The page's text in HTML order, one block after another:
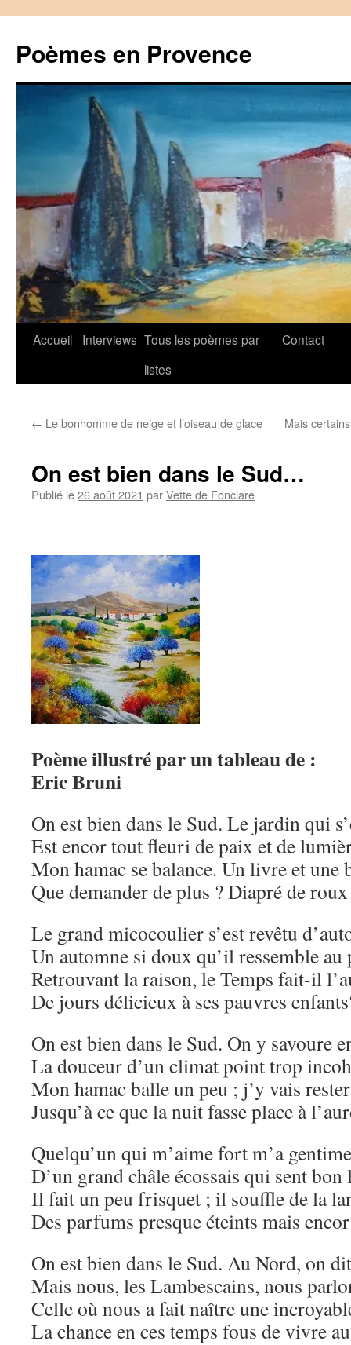
contenu
Poèmes en Provence
Accueil Interviews Tous les poèmes par
listes
Contact
← Le bonhomme de neige et l’oiseau de glace Mais
On est bien dans le Sud…
Publié le26 août 2021 parVette de Fonclare
Poème illustré par un tableau de :
Eric Bruni
On est bien dans le Sud. Le jardin qui
Est encor tout fleuri de paix et de
Mon hamac se balance. Un livre et une
Que demander de plus ? Diapré de roux
Le grand micocoulier s’est revêtu
Un automne si doux qu’il ressemble
Retrouvant la raison, le Temps fait-il
De jours délicieux à ses pauvres
On est bien dans le Sud. On y savoure
La douceur d’un climat point trop
Mon hamac balle un peu ; j’y vais
Jusqu’à ce que la nuit fasse place à
Quelqu’un qui m’aime fort m’a
D’un grand châle écossais qui sent bon
Il fait un peu frisquet ; il souffle de la
Des parfums presque éteints mais
On est bien dans le Sud. Au Nord, on
Mais nous, les Lambescains, nous
Celle où nous a fait naître une
La chance en ces temps fous de vivre